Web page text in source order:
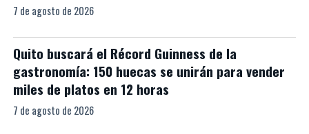
7 de agosto de 2026
Quito buscará el Récord Guinness de la
gastronomía: 150 huecas se unirán para vender
miles de platos en 12 horas
7 de agosto de 2026